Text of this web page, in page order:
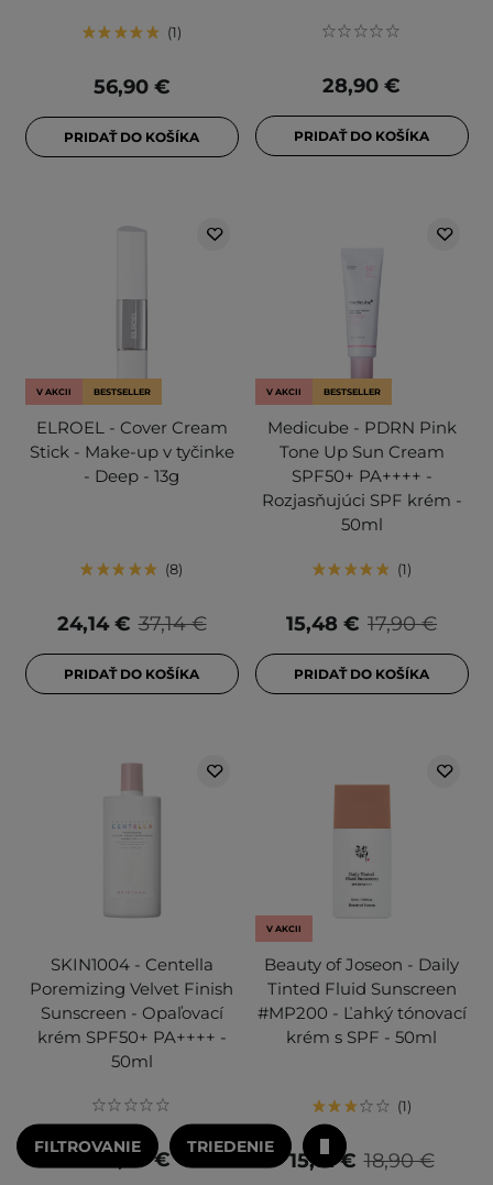
1
56,90 €
PRIDAŤ DO KOŠÍKA
28,90 €
PRIDAŤ DO KOŠÍKA
V AKCII BESTSELLER
ELROEL - Cover Cream
Stick - Make-up v tyčinke
- Deep - 13g
8
37,14 €
24,14 €
PRIDAŤ DO KOŠÍKA
V AKCII BESTSELLER
Medicube - PDRN Pink
Tone Up Sun Cream
SPF50+ PA++++ -
Rozjasňujúci SPF krém -
50ml
1
17,90 €
15,48 €
PRIDAŤ DO KOŠÍKA
SKIN1004 - Centella
Poremizing Velvet Finish
Sunscreen - Opaľovací
krém SPF50+ PA++++ -
50ml
28,50 €
V AKCII
Beauty of Joseon - Daily
Tinted Fluid Sunscreen
#MP200 - Ľahký tónovací
krém s SPF - 50ml
1
18,90 €
15,12 €
FILTROVANIE TRIEDENIE